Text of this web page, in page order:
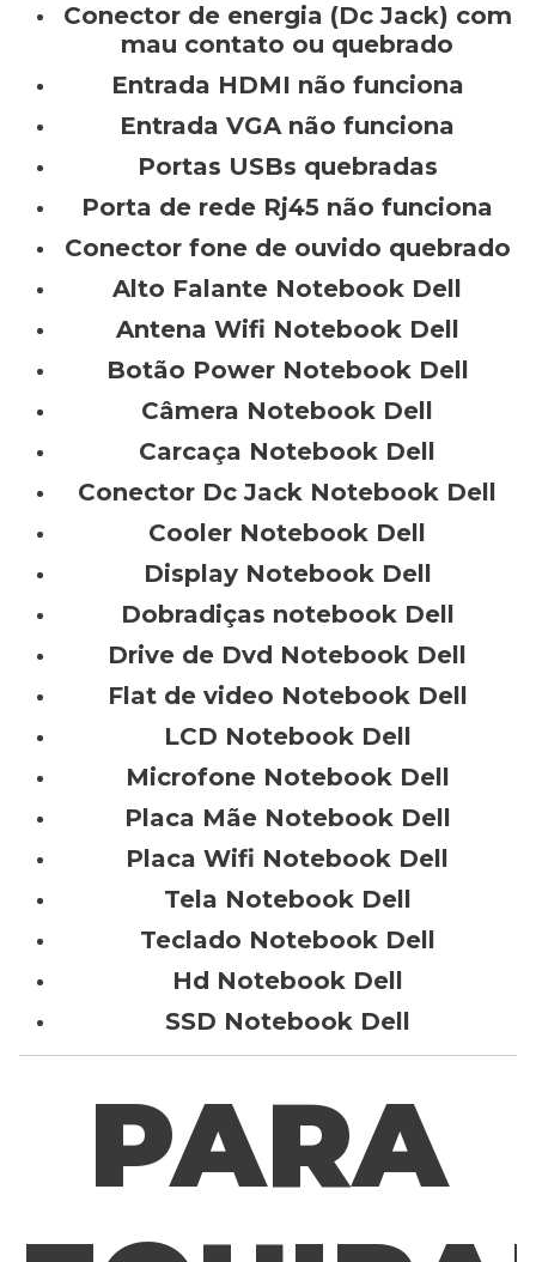
Conector de energia (Dc Jack) com
mau contato ou quebrado
Entrada HDMI não funciona
Entrada VGA não funciona
Portas USBs quebradas
Porta de rede Rj45 não funciona
Conector fone de ouvido quebrado
Alto Falante Notebook Dell
Antena Wifi Notebook Dell
Botão Power Notebook Dell
Câmera Notebook Dell
Carcaça Notebook Dell
Conector Dc Jack Notebook Dell
Cooler Notebook Dell
Display Notebook Dell
Dobradiças notebook Dell
Drive de Dvd Notebook Dell
Flat de video Notebook Dell
LCD Notebook Dell
Microfone Notebook Dell
Placa Mãe Notebook Dell
Placa Wifi Notebook Dell
Tela Notebook Dell
Teclado Notebook Dell
Hd Notebook Dell
SSD Notebook Dell
PARA